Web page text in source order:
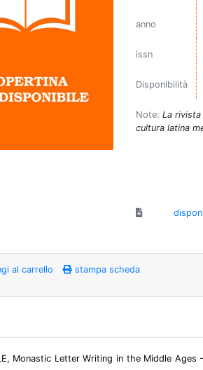
anno
issn
Disponibilità
Note: La rivista
cultura latina
al carrello stampa scheda
Monastic Letter Writing in the Middle